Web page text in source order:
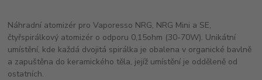
Náhradní atomizér pro Vaporesso NRG, NRG Mini a SE,
čtyřspirálkový atomizér o odporu 0,15ohm (30-70W). Unikátní
umístění, kde každá dvojitá spirálka je obalena v organické bavlně
a zapuštěna do keramického těla, jejíž umístění je odděleně od
ostatních.